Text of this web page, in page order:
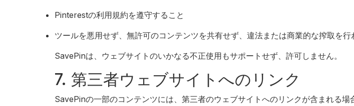
Pinterestの利用規約を遵守すること
ツールを悪用せず、無許可のコンテンツを共有せず、違法または商業的な搾取を行
SavePinは、ウェブサイトのいかなる不正使用もサポートせず、許可しません。
7. 第三者ウェブサイトへのリンク
SavePinの一部のコンテンツには、第三者のウェブサイトへのリンクが含まれる場